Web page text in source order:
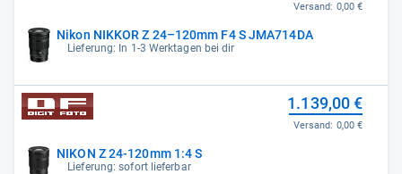
Nikon NIKKOR Z 24–120mm F4 S JMA714DA
Lieferung: In 1-3 Werktagen bei dir
Versand: 0,00 €
NIKON Z 24-120mm 1:4 S
Lieferung: sofort lieferbar
1.139,00 €
Versand: 0,00 €